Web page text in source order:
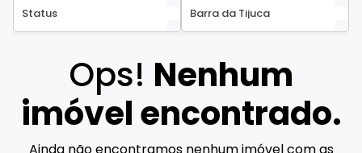
Área
Ops! Nenhum
imóvel encontrado.